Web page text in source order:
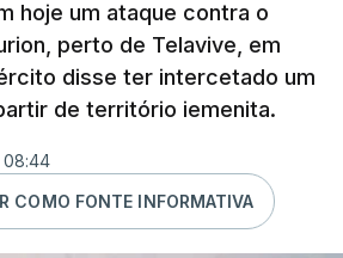
hoje um ataque contra o
perto de Telavive, em
disse ter intercetado um
de território iemenita.
08:44
COMO FONTE INFORMATIVA